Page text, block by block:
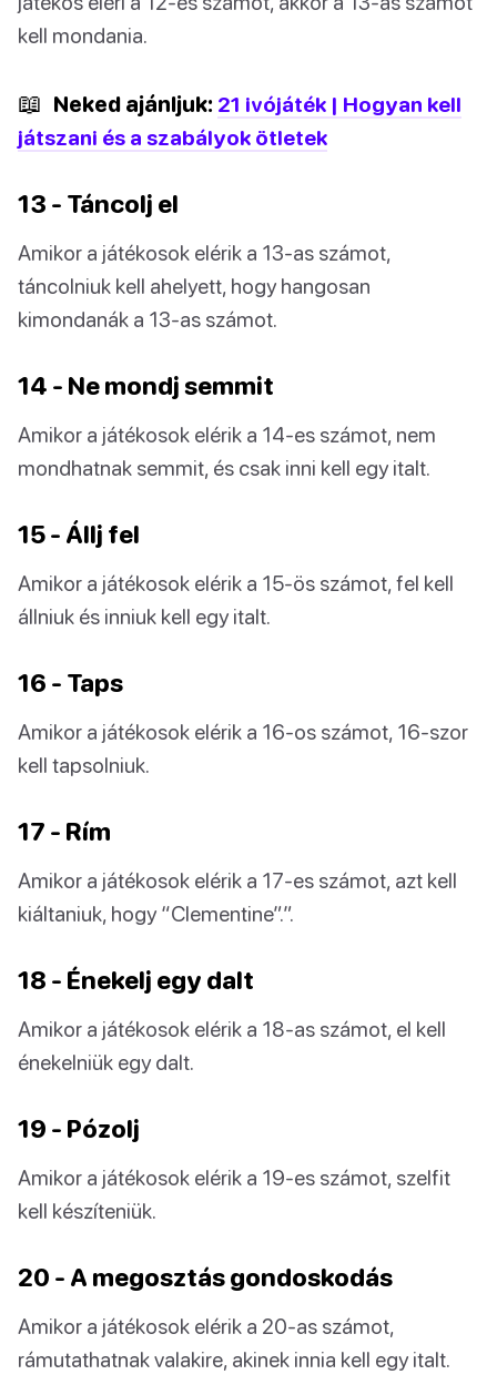
kell mondania.
📖 Neked ajánljuk: 21 ivójáték | Hogyan kell
játszani és a szabályok ötletek
13 - Táncolj el
Amikor a játékosok elérik a 13-as számot,
táncolniuk kell ahelyett, hogy hangosan
kimondanák a 13-as számot.
14 - Ne mondj semmit
Amikor a játékosok elérik a 14-es számot, nem
mondhatnak semmit, és csak inni kell egy italt.
15 - Állj fel
Amikor a játékosok elérik a 15-ös számot, fel kell
állniuk és inniuk kell egy italt.
16 - Taps
Amikor a játékosok elérik a 16-os számot, 16-szor
kell tapsolniuk.
17 - Rím
Amikor a játékosok elérik a 17-es számot, azt kell
kiáltaniuk, hogy “Clementine”.”.
18 - Énekelj egy dalt
Amikor a játékosok elérik a 18-as számot, el kell
énekelniük egy dalt.
19 - Pózolj
Amikor a játékosok elérik a 19-es számot, szelfit
kell készíteniük.
20 - A megosztás gondoskodás
Amikor a játékosok elérik a 20-as számot,
rámutathatnak valakire, akinek innia kell egy italt.